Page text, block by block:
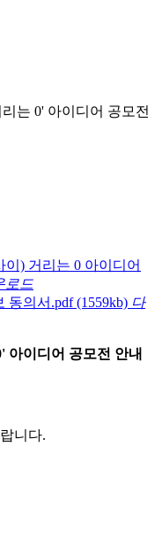
는 0' 아이디어 공모전
이) 거리는 0 아이디어
로드
동의서.pdf (1559kb) 다
아이디어 공모전 안내
니다.